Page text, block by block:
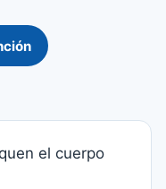
el cuerpo